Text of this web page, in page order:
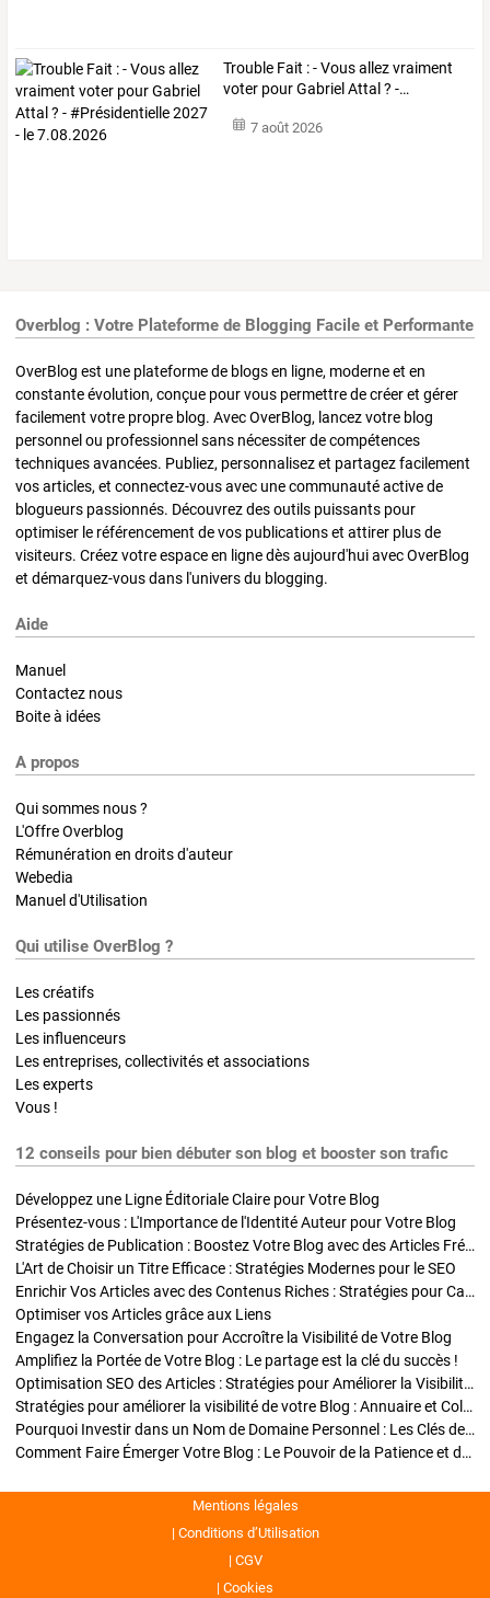
Trouble Fait :-Vousallezvraiment
voter pourGabriel Attal ? -…
7 août 2026
Overblog : Votre Plateforme de Blogging Facile et Performante
OverBlog est une plateforme de blogs en ligne, moderne et en
constante évolution, conçue pour vous permettre de créer et gérer
facilement votre propre blog. Avec OverBlog, lancez votre blog
personnel ou professionnel sans nécessiter de compétences
techniques avancées. Publiez, personnalisez et partagez facilement
vos articles, et connectez-vous avec une communauté active de
blogueurs passionnés. Découvrez des outils puissants pour
optimiser le référencement de vos publications et attirer plus de
visiteurs. Créez votre espace en ligne dès aujourd'hui avec OverBlog
et démarquez-vous dans l'univers du blogging.
Aide
Manuel
Contactez nous
Boite à idées
A propos
Qui sommes nous ?
L'Offre Overblog
Rémunération en droits d'auteur
Webedia
Manuel d'Utilisation
Qui utilise OverBlog ?
Les créatifs
Les passionnés
Les influenceurs
Les entreprises, collectivités et associations
Les experts
Vous !
12 conseils pour bien débuter son blog et booster son trafic
Développez une Ligne Éditoriale Claire pour Votre Blog
Présentez-vous : L'Importance de l'Identité Auteur pour Votre Blog
Stratégies de Publication : Boostez Votre Blog avec des Articles Fréquents et Exclusifs
L'Art de Choisir un Titre Efficace : Stratégies Modernes pour le SEO
Enrichir Vos Articles avec des Contenus Riches : Stratégies pour Captiver et Optimiser
Optimiser vos Articles grâce aux Liens
Engagez la Conversation pour Accroître la Visibilité de Votre Blog
Amplifiez la Portée de Votre Blog : Le partage est la clé du succès !
Optimisation SEO des Articles : Stratégies pour Améliorer la Visibilité de Votre Blog
Stratégies pour améliorer la visibilité de votre Blog : Annuaire et Collaborations
Pourquoi Investir dans un Nom de Domaine Personnel : Les Clés de la Réussite de Votre Blog
Comment Faire Émerger Votre Blog : Le Pouvoir de la Patience et de la Persévérance
Mentions légales
Conditions d’Utilisation
CGV
Cookies